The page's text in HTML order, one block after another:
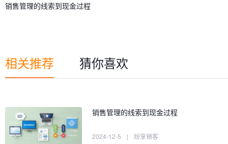
销售管理的线索到现金过程
相关推荐 猜你喜欢
销售管理的线索到现金过程
2024-12-5 | 纷享销客